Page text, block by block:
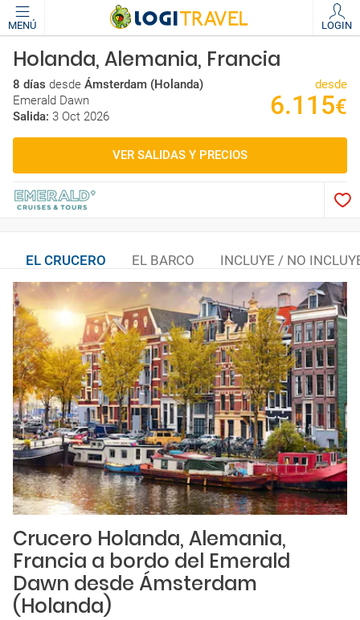
MENÚ LOGIN
Holanda, Alemania, Francia
8 días desde Ámsterdam (Holanda)
Emerald Dawn
Salida: 3 Oct 2026
desde
6.115€
VER SALIDAS Y PRECIOS
EL CRUCERO EL BARCO INCLUYE / NO
Crucero Holanda, Alemania,
Francia a bordo del Emerald
Dawn desde Ámsterdam
(Holanda)